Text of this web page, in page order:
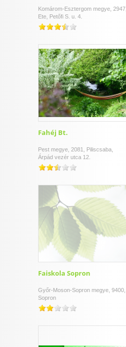
Komárom-Esztergom megye, 2947,
Ete, Petőfi S. u. 4.
Fahéj Bt.
Pest megye, 2081, Piliscsaba,
Árpád vezér utca 12.
Faiskola Sopron
Győr-Moson-Sopron megye, 9400,
Sopron